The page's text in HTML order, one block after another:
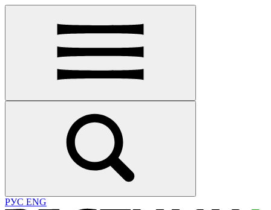
РУС ENG